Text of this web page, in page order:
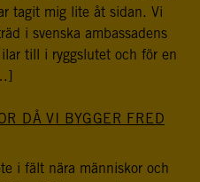
tagit mig lite åt sidan. Vi
i svenska ambassadens
till i ryggslutet och för en
DÅ VI BYGGER FRED
i fält nära människor och